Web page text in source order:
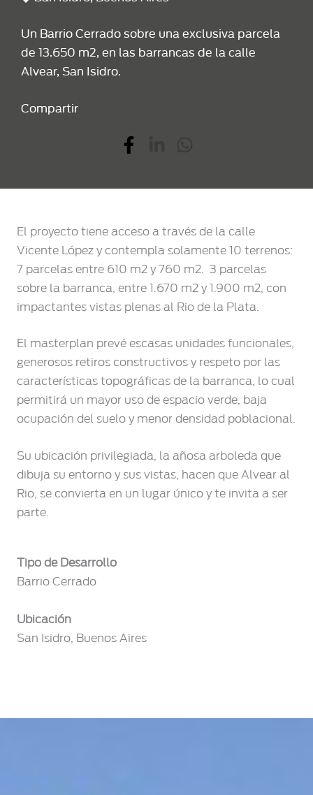
Un Barrio Cerrado sobre una exclusiva parcela
de 13.650 m2, en las barrancas de la calle
Alvear, San Isidro.
Compartir
El proyecto tiene acceso a través de la calle
Vicente López y contempla solamente 10 terrenos: 
7 parcelas entre 610 m2 y 760 m2.  3 parcelas
sobre la barranca, entre 1.670 m2 y 1.900 m2, con
impactantes vistas plenas al Rio de la Plata.
El masterplan prevé escasas unidades funcionales,
generosos retiros constructivos y respeto por las
características topográficas de la barranca, lo cual
permitirá un mayor uso de espacio verde, baja
ocupación del suelo y menor densidad poblacional.
Su ubicación privilegiada, la añosa arboleda que
dibuja su entorno y sus vistas, hacen que Alvear al
Rio, se convierta en un lugar único y te invita a ser
parte.
Tipo de Desarrollo
Barrio Cerrado
Ubicación
San Isidro, Buenos Aires